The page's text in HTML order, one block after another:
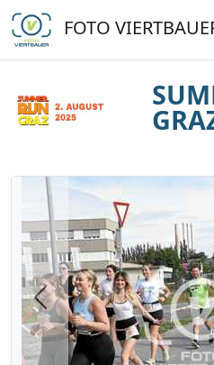
FOTO
Previous